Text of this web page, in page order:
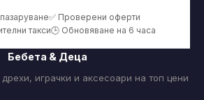
✅ Проверени оферти
такси🕒 Обновяване на 6 часа
Бебета & Деца
играчки и аксесоари на топ цени